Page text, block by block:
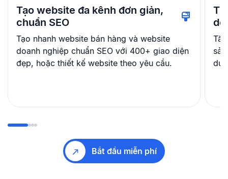
Tạo website đa kênh đơn giản,
chuẩn SEO
Tạo nhanh website bán hàng và website
doanh nghiệp chuẩn SEO với 400+ giao diện
đẹp, hoặc thiết kế website theo yêu cầu.
dễ
Bắt đầu miễn phí